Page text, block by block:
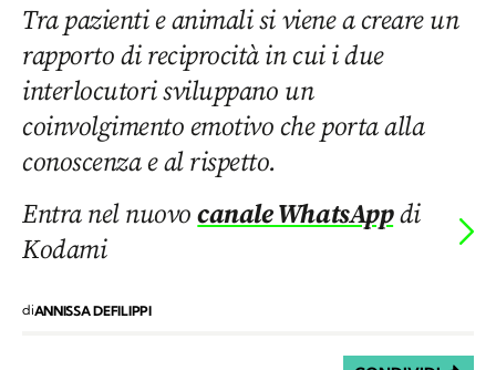
Tra pazienti e animali si viene a creare un
rapporto di reciprocità in cui i due
interlocutori sviluppano un
coinvolgimento emotivo che porta alla
conoscenza e al rispetto.
Entra nel nuovocanale WhatsAppdi
Kodami
diANNISSA DEFILIPPI